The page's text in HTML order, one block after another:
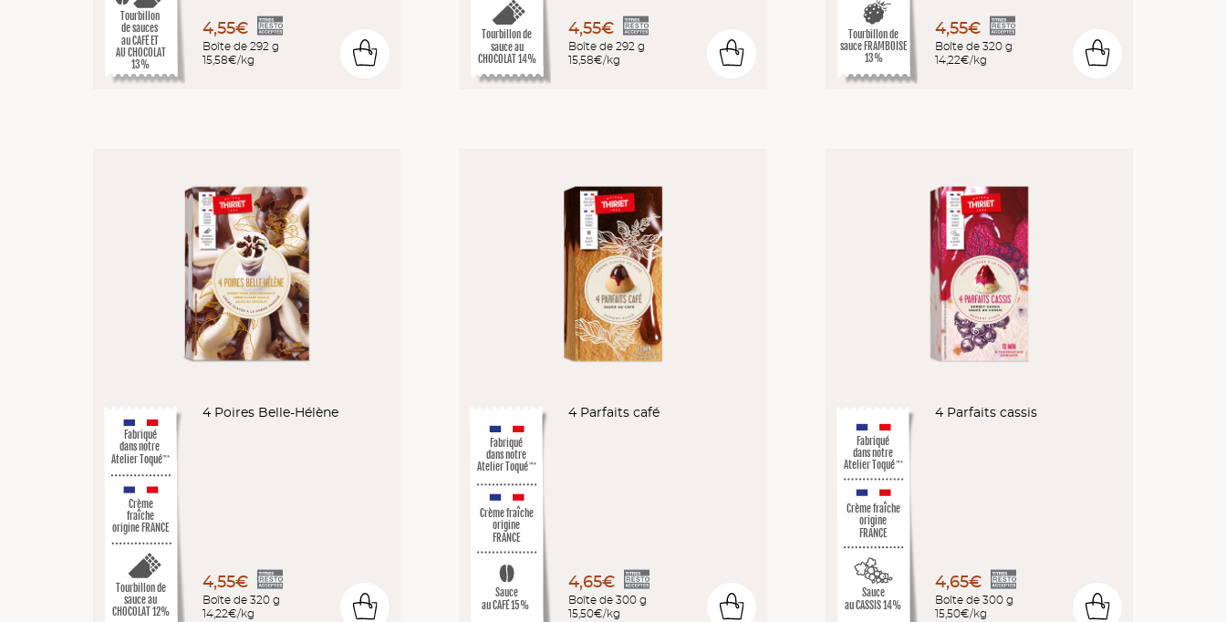
Tourbillon
de sauces
au CAFÉ ET
AU CHOCOLAT
13%
4,55€
Boîte de 292 g
15,58€/kg
0
Tourbillon de
sauce au
CHOCOLAT 14%
4,55€
Boîte de 292 g
15,58€/kg
0
Tourbillon de
sauce FRAMBOISE
13%
4,55€
Boîte de 320 g
14,22€/kg
0
Crème
fraîche
origine FRANCE
Fabriqué
dans notre
Atelier Toqué™*
Tourbillon de
sauce au
CHOCOLAT 12%
4 Poires Belle-Hélène
4,55€
Boîte de 320 g
14,22€/kg
0
Crème fraîche
origine
FRANCE
Fabriqué
dans notre
Atelier Toqué™*
Sauce
au CAFÉ 15%
4 Parfaits café
4,65€
Boîte de 300 g
15,50€/kg
0
Crème fraîche
origine
FRANCE
Fabriqué
dans notre
Atelier Toqué™*
Sauce
au CASSIS 14%
4 Parfaits cassis
4,65€
Boîte de 300 g
15,50€/kg
0